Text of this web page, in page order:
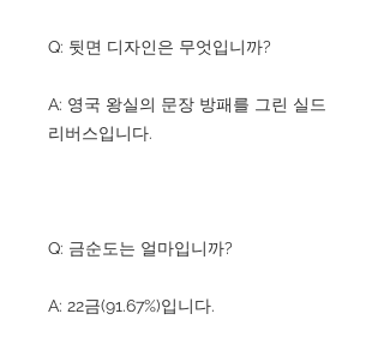
Q: 뒷면 디자인은 무엇입니까?
A: 영국 왕실의 문장 방패를 그린 실드
리버스입니다.
Q: 금순도는 얼마입니까?
A: 22금(91.67%)입니다.